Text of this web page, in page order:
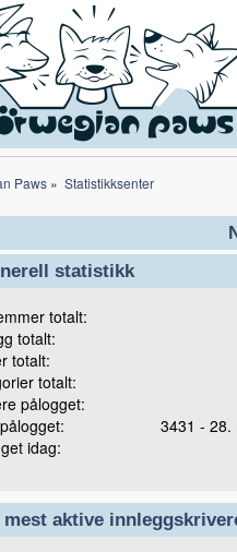
Paws » Statistikksenter
statistikk
totalt:
totalt:
totalt:
totalt:
pålogget:
3431 - 28.
idag:
mest aktive